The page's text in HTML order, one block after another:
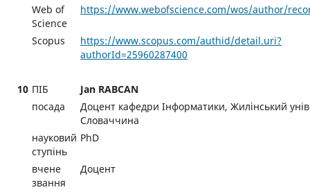
Web of
Science
https://www.webofscience.com/wos/author/
Scopus
https://www.scopus.com/authid/detail.uri?
authorId=25960287400
10 ПІБ
Jan RABCAN
посада
Доцент кафедри Інформатики, Жилінський
Словаччина
науковий
ступінь
PhD
вчене
звання
Доцент